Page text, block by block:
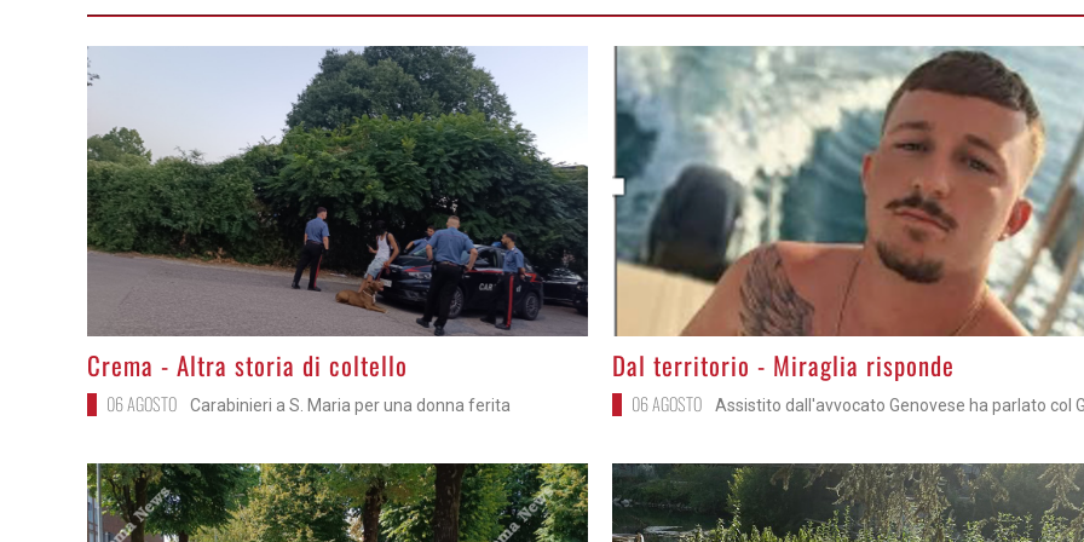
>
Crema - Altra storia di coltello
06 AGOSTO Carabinieri a S. Maria per una donna ferita
>
Dal territorio - Miraglia risponde
06 AGOSTO Assistito dall'avvocato Genovese ha parlato col